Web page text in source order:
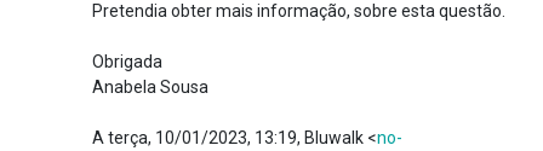
Pretendia obter mais informação, sobre esta questão.
Obrigada
Anabela Sousa
A terça, 10/01/2023, 13:19, Bluwalk <no-